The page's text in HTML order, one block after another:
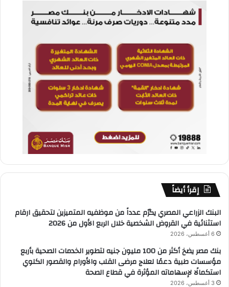
إقرأ أيضاً
البنك الزراعي المصري يكرّم عدداً من موظفيه المتميزين لتحقيق ارقام
استثنائية في القروض الشخصية خلال الربع الأول من 2026
6 أغسطس، 2026
بنك مصر يضخ أكثر من 100 مليون جنيه لتطوير الخدمات الصحية بأربع
مؤسسات طبية دعمًا لعلاج مرضى القلب والأورام والقصور الكلوي
استكمالًا لإسهاماته المؤثرة في قطاع الصحة
3 أغسطس، 2026